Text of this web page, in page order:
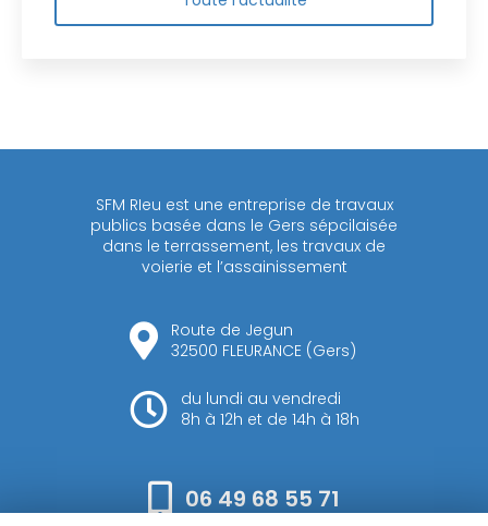
SFM RIeu est une entreprise de travaux
publics basée dans le Gers sépcilaisée
dans le terrassement, les travaux de
voierie et l’assainissement
Route de Jegun
32500 FLEURANCE (Gers)
du lundi au vendredi
8h à 12h et de 14h à 18h
06 49 68 55 71